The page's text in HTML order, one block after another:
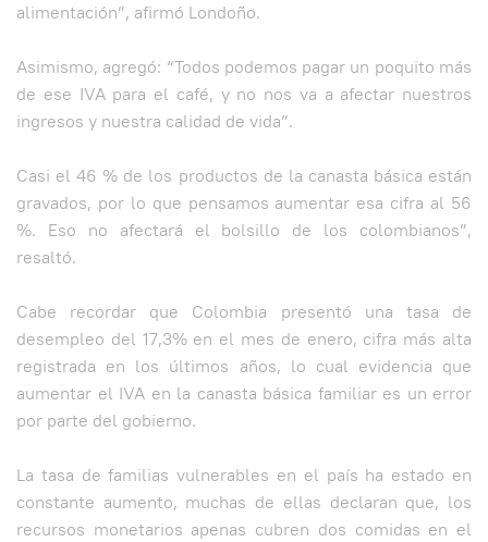
alimentación”, afirmó Londoño.
Asimismo, agregó: “Todos podemos pagar un poquito más
de ese IVA para el café, y no nos va a afectar nuestros
ingresos y nuestra calidad de vida”.
Casi el 46 % de los productos de la canasta básica están
gravados, por lo que pensamos aumentar esa cifra al 56
%. Eso no afectará el bolsillo de los colombianos”,
resaltó.
Cabe recordar que Colombia presentó una tasa de
desempleo del 17,3% en el mes de enero, cifra más alta
registrada en los últimos años, lo cual evidencia que
aumentar el IVA en la canasta básica familiar es un error
por parte del gobierno.
La tasa de familias vulnerables en el país ha estado en
constante aumento, muchas de ellas declaran que, los
recursos monetarios apenas cubren dos comidas en el